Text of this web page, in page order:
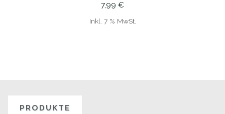
7,99 €
Inkl. 7 % MwSt.
PRODUKTE